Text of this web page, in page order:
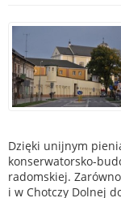
Dzięki unijnym
konserwatorsko-
radomskiej.
i w Chotczy Dolnej